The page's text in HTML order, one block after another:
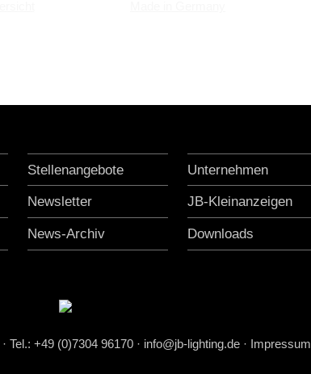
Stellenangebote Unternehmen
Newsletter JB-Kleinanzeigen
News-Archiv Downloads
· Tel.: +49 (0)7304 96170· info@jb-lighting.de· Impressum